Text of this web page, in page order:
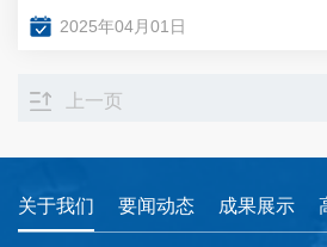
2025年04月01日
上一页
关于我们 要闻动态 成果展示